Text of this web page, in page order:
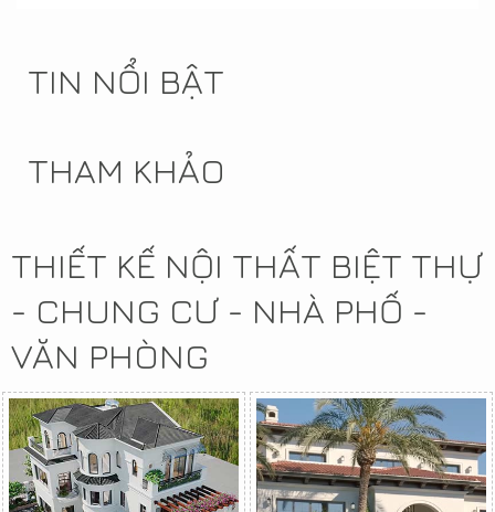
TIN NỔI BẬT
THAM KHẢO
THIẾT KẾ NỘI THẤT BIỆT THỰ
- CHUNG CƯ - NHÀ PHỐ -
VĂN PHÒNG